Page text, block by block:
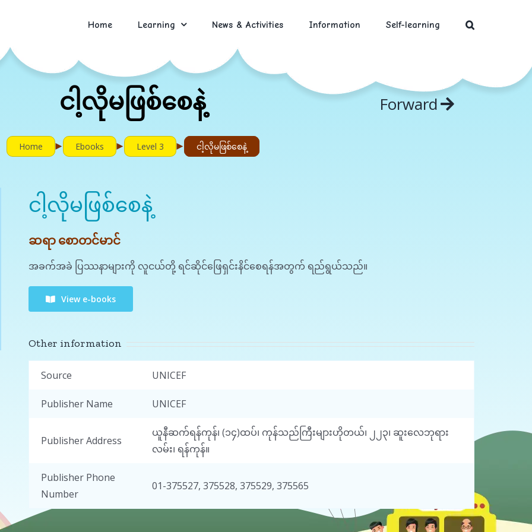
Home Learning News & Activities Information Self-learning
ငါ့လိုမဖြစ်စေနဲ့ Forward
Home ► Ebooks ► Level 3 ► ငါ့လိုမဖြစ်စေနဲ့
ငါ့လိုမဖြစ်စေနဲ့
ဆရာ စောတင်မာင်
အခက်အခဲ ပြဿနာများကို လူငယ်တို့ ရင်ဆိုင်ဖြေရှင်းနိင်စေရန်အတွက် ရည်ရွယ်သည်။
View e-books
Other information
Source UNICEF
Publisher Name UNICEF
Publisher Address
ယူနီဆက်ရန်ကုန်၊ (၁၄)ထပ်၊ ကုန်သည်ကြီးများဟိုတယ်၊ ၂၂၃၊ ဆူးလေဘုရား
လမ်း၊ ရန်ကုန်။
Publisher Phone
Number
01-375527, 375528, 375529, 375565